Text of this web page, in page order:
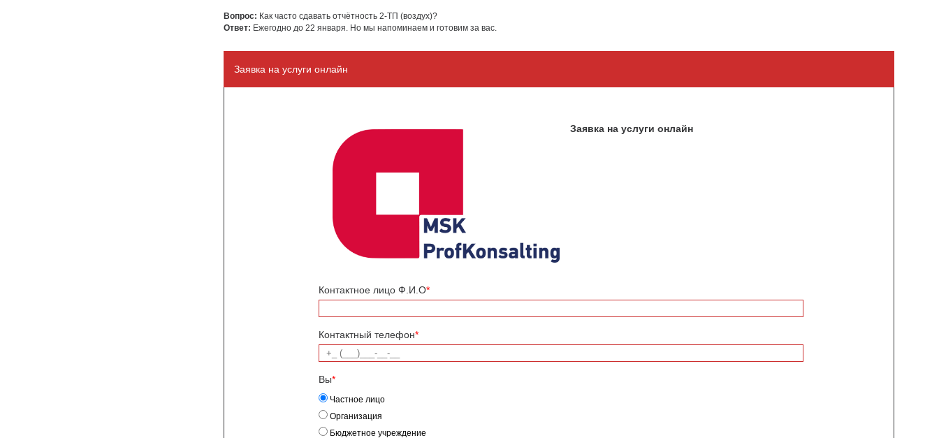
Вопрос: Как часто сдавать отчётность 2-ТП (воздух)?
Ответ: Ежегодно до 22 января. Но мы напоминаем и готовим за вас.
Заявка на услуги онлайн
Заявка на услуги онлайн
Контактное лицо Ф.И.О*
Контактный телефон*
Вы*
Частное лицо
Организация
Бюджетное учреждение